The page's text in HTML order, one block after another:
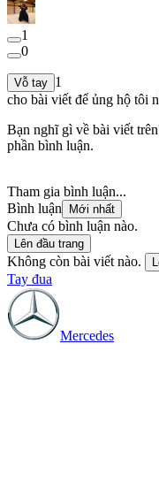
1
0
Vỗ tay 1
cho bài viết để ủng hộ tôi
Bạn nghĩ gì về bài viết
phần bình luận.
Tham gia bình luận...
Bình luận
Mới nhất
Chưa có bình luận nào.
Lên đầu trang
Không còn bài viết nào.
Tay đua
Mercedes